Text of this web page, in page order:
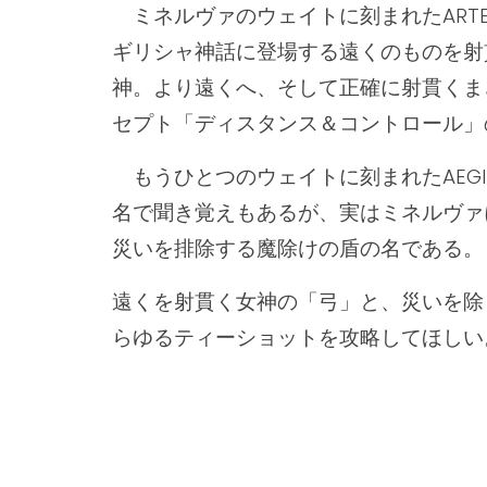
ミネルヴァのウェイトに刻まれた
ギリシャ神話に登場する遠くのものを
神。より遠くへ、そして正確に射貫く
セプト「ディスタンス＆コントロール
もうひとつのウェイトに刻まれた
名で聞き覚えもあるが、実はミネルヴ
災いを排除する魔除けの盾の名である。
遠くを射貫く女神の「弓」と、災いを
らゆるティーショットを攻略してほし